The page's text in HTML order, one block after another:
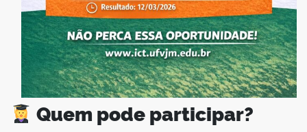
Quem pode participar?